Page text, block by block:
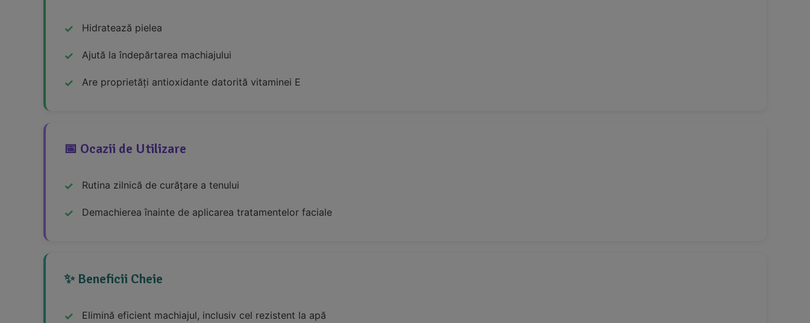
Hidratează pielea
Ajută la îndepărtarea machiajului
Are proprietăți antioxidante datorită vitaminei E
📅 Ocazii de Utilizare
Rutina zilnică de curățare a tenului
Demachierea înainte de aplicarea tratamentelor faciale
✨ Beneficii Cheie
Elimină eficient machiajul, inclusiv cel rezistent la apă